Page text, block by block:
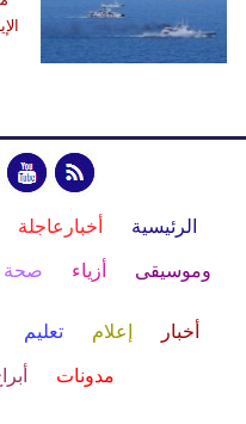
الرئيسية أخبارعاجلة
وموسيقى أزياء صحة
أخبار إعلام تعليم
مدونات